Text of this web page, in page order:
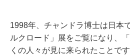
1998年、チャンドラ博士は日本
ルクロード」展をご覧になり、
くの人々が見に来られたことで